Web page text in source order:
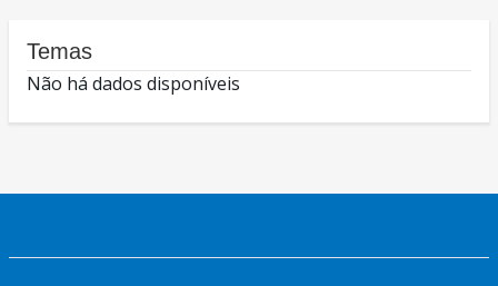
Temas
Não há dados disponíveis